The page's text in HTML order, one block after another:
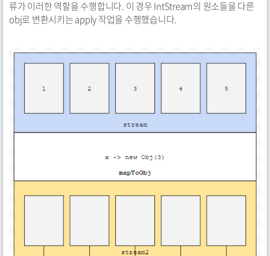
류가 이러한 역할을 수행합니다. 이 경우 IntStream의 원소들을 다른
obj로 변환시키는 apply 작업을 수행했습니다.